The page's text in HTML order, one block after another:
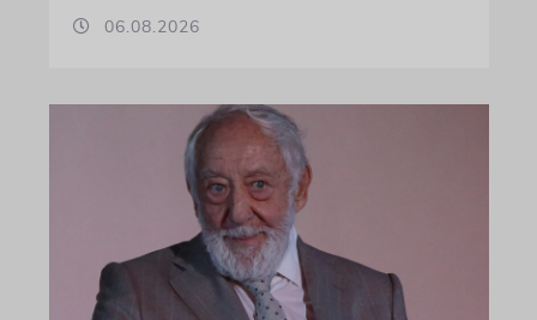
06.08.2026